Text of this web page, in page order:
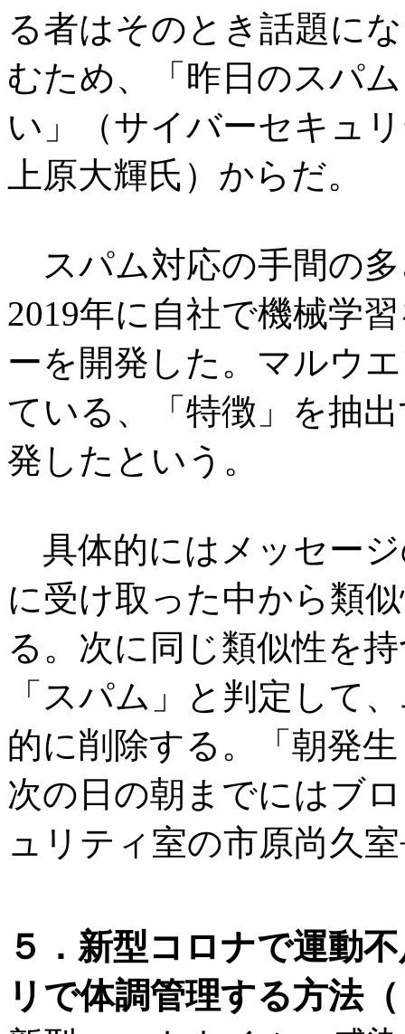
る者はそのとき話題に
むため、「昨日のスパ
い」（サイバーセキュ
上原大輝氏）からだ。
スパム対応の手間の
2019年に自社で機械学
ーを開発した。マルウ
ている、「特徴」を抽
発したという。
具体的にはメッセー
に受け取った中から類
る。次に同じ類似性を
「スパム」と判定して
的に削除する。「朝発
次の日の朝までにはブ
ュリティ室の市原尚久
５．新型コロナで運動
リで体調管理する方法